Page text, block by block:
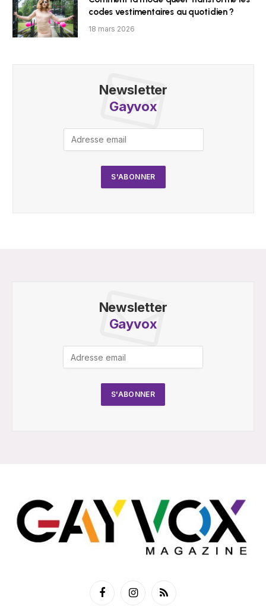
codes vestimentaires au quotidien ?
18 mars 2026
Newsletter
Gayvox
Newsletter
Gayvox
FacebookInstagramRSS